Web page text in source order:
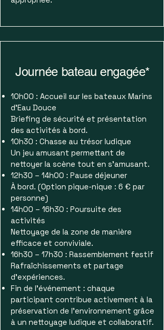
Journée bateau engagée*
10h00 : Accueil sur les bateaux Marins
d'Eau Douce
Briefing de sécurité et présentation
des activités à bord.
10h30 : Chasse au trésor ludique
Un jeu amusant permettant de
nettoyer la scène tout en s’amusant.
12h30 – 14h00 : Pause déjeuner
À bord. (Option pique-nique : 6 € par
personne)
14h00 – 16h30 : Poursuite des
activités
Nettoyage de la zone de manière
efficace et conviviale.
16h30 – 17h30 : Rassemblement festif
Rafraîchissements et partage
d’expériences.
Fin de l'événement : chaque
participant contribue activement à la
préservation de l’environnement grâce
à un nettoyage ludique et collaboratif.